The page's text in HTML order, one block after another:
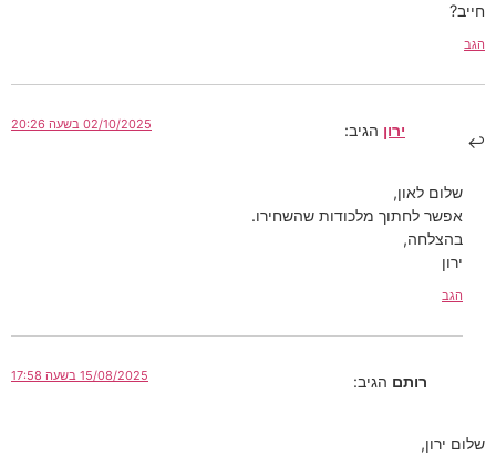
חייב?
הגב
ירון הגיב: 02/10/2025 בשעה 20:26
שלום לאון,
אפשר לחתוך מלכודות שהשחירו.
בהצלחה,
ירון
הגב
רותם הגיב: 15/08/2025 בשעה 17:58
שלום ירון,